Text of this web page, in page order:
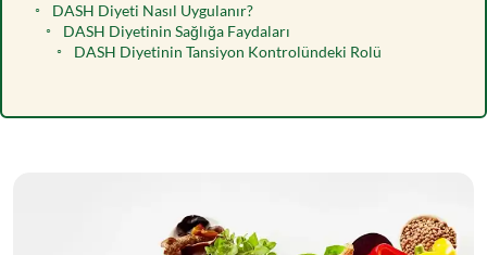
DASH Diyeti Nasıl Uygulanır?
DASH Diyetinin Sağlığa Faydaları
DASH Diyetinin Tansiyon Kontrolündeki Rolü